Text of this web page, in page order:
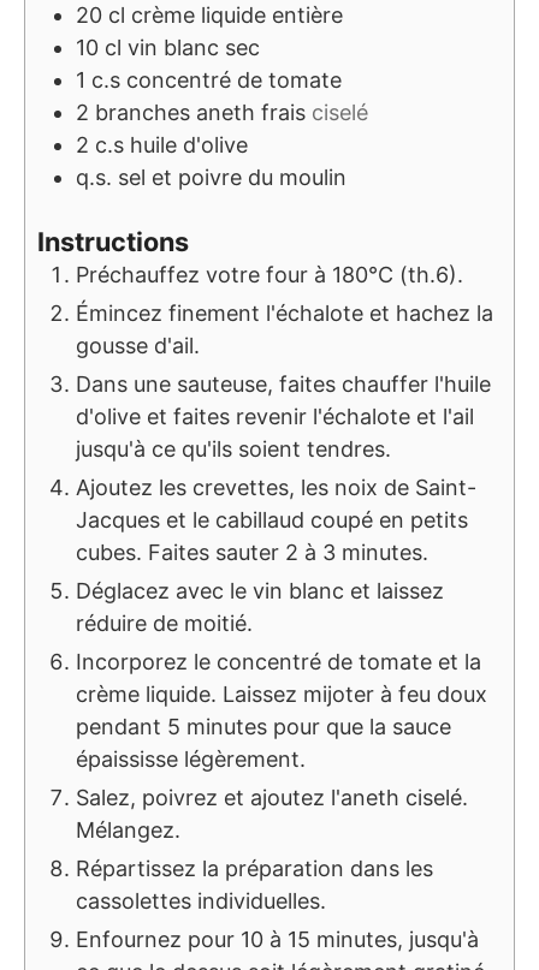
20 cl crème liquide entière
10 cl vin blanc sec
1 c.s concentré de tomate
2 branches aneth frais ciselé
2 c.s huile d'olive
q.s. sel et poivre du moulin
Instructions
Préchauffez votre four à 180°C (th.6).
Émincez finement l'échalote et hachez la
gousse d'ail.
Dans une sauteuse, faites chauffer l'huile
d'olive et faites revenir l'échalote et l'ail
jusqu'à ce qu'ils soient tendres.
Ajoutez les crevettes, les noix de Saint-
Jacques et le cabillaud coupé en petits
cubes. Faites sauter 2 à 3 minutes.
Déglacez avec le vin blanc et laissez
réduire de moitié.
Incorporez le concentré de tomate et la
crème liquide. Laissez mijoter à feu doux
pendant 5 minutes pour que la sauce
épaississe légèrement.
Salez, poivrez et ajoutez l'aneth ciselé.
Mélangez.
Répartissez la préparation dans les
cassolettes individuelles.
Enfournez pour 10 à 15 minutes, jusqu'à